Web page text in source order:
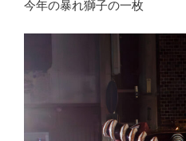
今年の暴れ獅子の一枚